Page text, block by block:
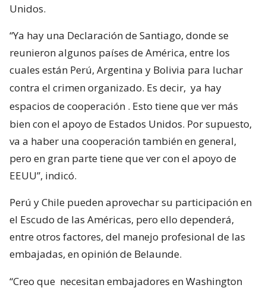
Unidos.
“Ya hay una Declaración de Santiago, donde se
reunieron algunos países de América, entre los
cuales están Perú, Argentina y Bolivia para luchar
contra el crimen organizado. Es decir, ya hay
espacios de cooperación . Esto tiene que ver más
bien con el apoyo de Estados Unidos. Por supuesto,
va a haber una cooperación también en general,
pero en gran parte tiene que ver con el apoyo de
EEUU”, indicó.
Perú y Chile pueden aprovechar su participación en
el Escudo de las Américas, pero ello dependerá,
entre otros factores, del manejo profesional de las
embajadas, en opinión de Belaunde.
“Creo que necesitan embajadores en Washington